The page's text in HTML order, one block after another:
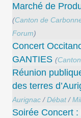
Marché de
(Canton de
Forum)
Concert
GANTIES (
Réunion
des terres
Aurignac /Débat/
Soirée Concert